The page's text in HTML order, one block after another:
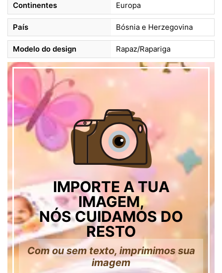
Continentes Europa
País Bósnia e Herzegovina
Modelo do design Rapaz/Rapariga
IMPORTE A TUA
IMAGEM,
NÓS CUIDAMOS DO
RESTO
Com ou sem texto, imprimimos sua
imagem